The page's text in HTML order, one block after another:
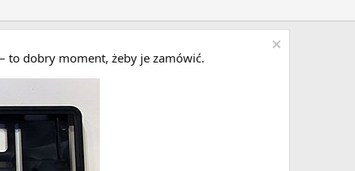
to dobry moment, żeby je zamówić.